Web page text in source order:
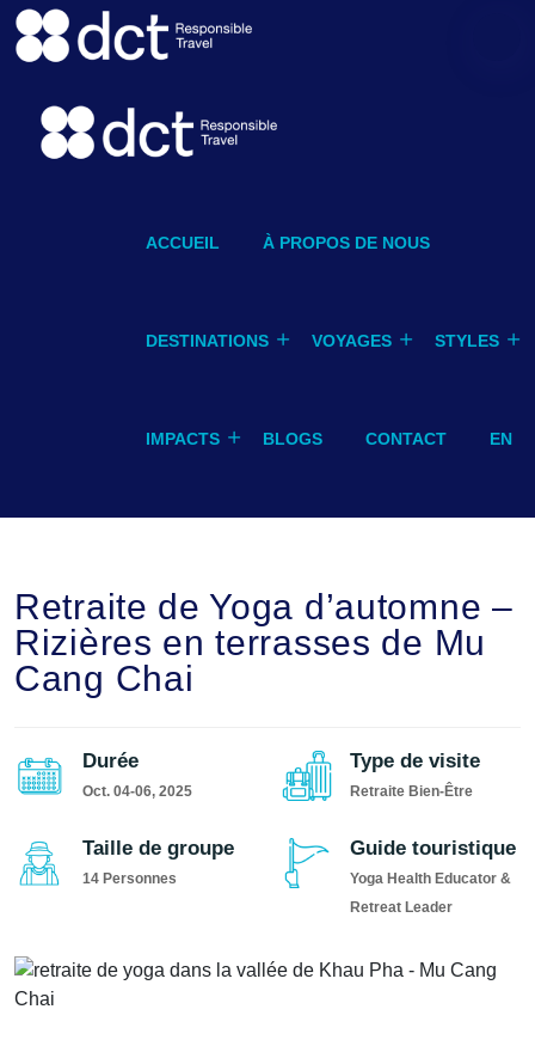
ACCUEIL À PROPOS DE NOUS
DESTINATIONS VOYAGES STYLES
IMPACTS BLOGS CONTACT EN
Retraite de Yoga d’automne –
Rizières en terrasses de Mu
Cang Chai
Durée
Oct. 04-06, 2025
Type de visite
Retraite Bien-Être
Taille de groupe
14 Personnes
Guide touristique
Yoga Health Educator &
Retreat Leader